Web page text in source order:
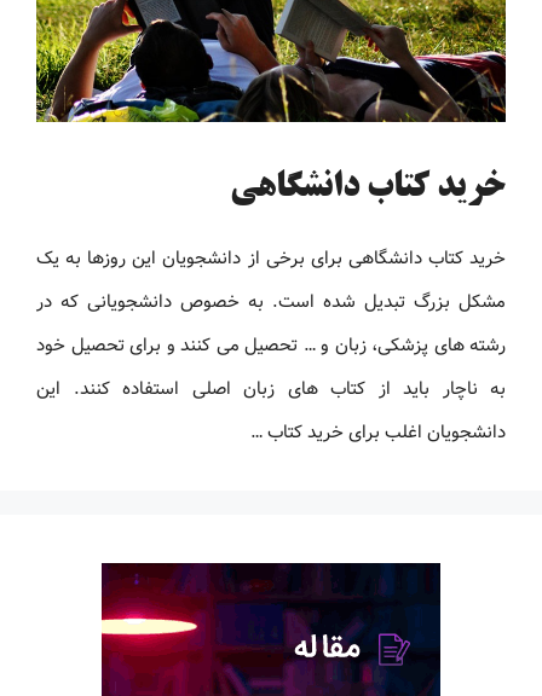
خرید کتاب دانشگاهی
خرید کتاب دانشگاهی برای برخی از دانشجویان این روزها به یک
مشکل بزرگ تبدیل شده است. به خصوص دانشجویانی که در
رشته های پزشکی، زبان و … تحصیل می کنند و برای تحصیل خود
به ناچار باید از کتاب های زبان اصلی استفاده کنند. این
دانشجویان اغلب برای خرید کتاب …